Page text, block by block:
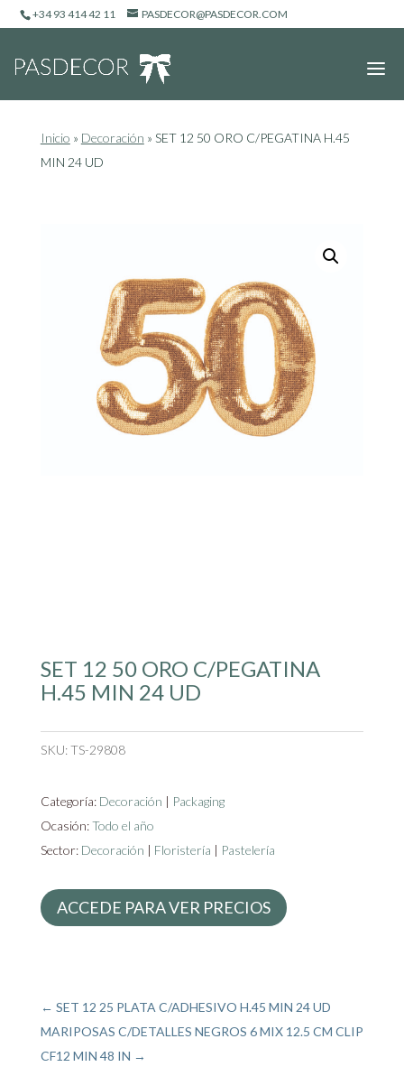
+34 93 414 42 11 PASDECOR@PASDECOR.COM
Inicio » Decoración » SET 12 50 ORO C/PEGATINA H.45
MIN 24 UD
SET 12 50 ORO C/PEGATINA
H.45 MIN 24 UD
SKU:TS-29808
Categoría: Decoración | Packaging
Ocasión:Todo el año
Sector: Decoración | Floristería | Pastelería
ACCEDE PARA VER PRECIOS
← SET 12 25 PLATA C/ADHESIVO H.45 MIN 24 UD
MARIPOSAS C/DETALLES NEGROS 6 MIX 12.5 CM CLIP
CF12 MIN 48 IN →